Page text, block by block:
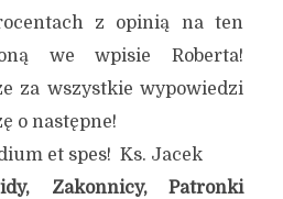
z opinią na ten
we wpisie Roberta!
za wszystkie wypowiedzi
o następne!
Ks. Jacek
Zakonnicy, Patronki